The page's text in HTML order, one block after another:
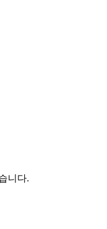
니다.